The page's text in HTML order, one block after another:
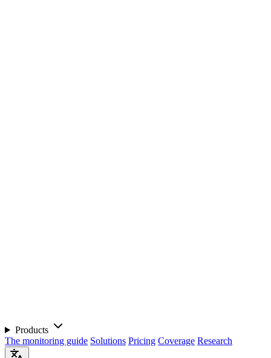
Products
The monitoring guide Solutions Pricing Coverage Research